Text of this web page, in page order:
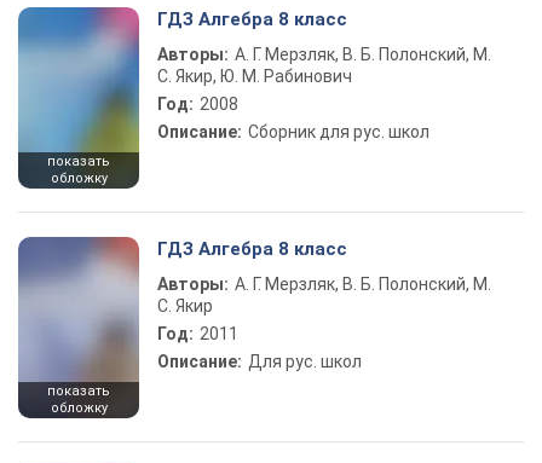
показать
обложку
ГДЗ Алгебра 8 класс
Авторы: А. Г. Мерзляк, В. Б. Полонский, М.
С. Якир, Ю. М. Рабинович
Год: 2008
Описание: Сборник для рус. школ
показать
обложку
ГДЗ Алгебра 8 класс
Авторы: А. Г. Мерзляк, В. Б. Полонский, М.
С. Якир
Год: 2011
Описание: Для рус. школ